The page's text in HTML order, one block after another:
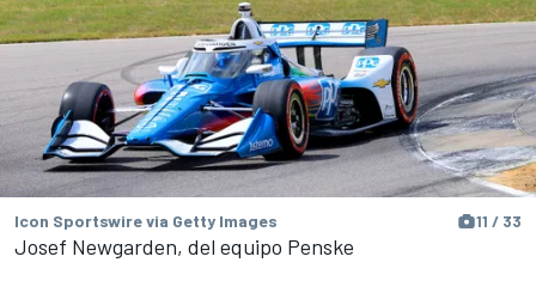
Icon Sportswire via Getty Images 11 / 33
Josef Newgarden, del equipo Penske